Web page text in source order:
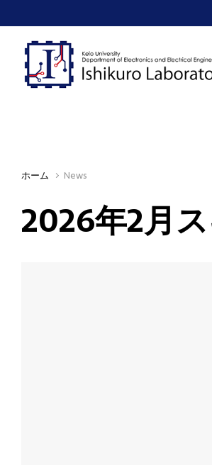
ホーム News
2026年2月